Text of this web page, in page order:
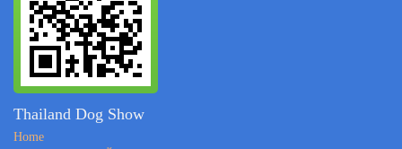
Thailand Dog Show
Home